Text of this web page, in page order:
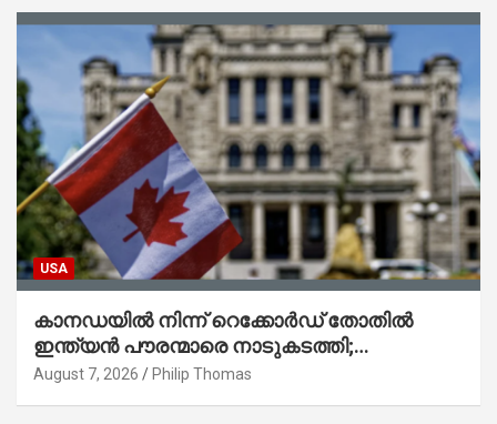
USA
കാനഡയിൽ നിന്ന് റെക്കോർഡ് തോതിൽ
ഇന്ത്യൻ പൗരന്മാരെ നാടുകടത്തി;
ആറുമാസത്തിനിടെ 3,323 പേർ
August 7, 2026 Philip Thomas